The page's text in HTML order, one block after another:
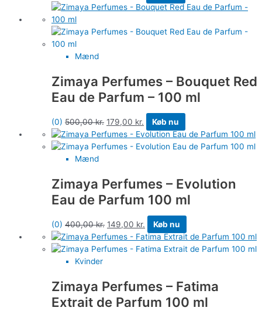
Mænd
Zimaya Perfumes – Bouquet Red
Eau de Parfum – 100 ml
(0) 500,00kr. 179,00 kr. Køb nu
Mænd
Zimaya Perfumes – Evolution
Eau de Parfum 100 ml
(0) 400,00kr. 149,00 kr. Køb nu
Kvinder
Zimaya Perfumes – Fatima
Extrait de Parfum 100 ml